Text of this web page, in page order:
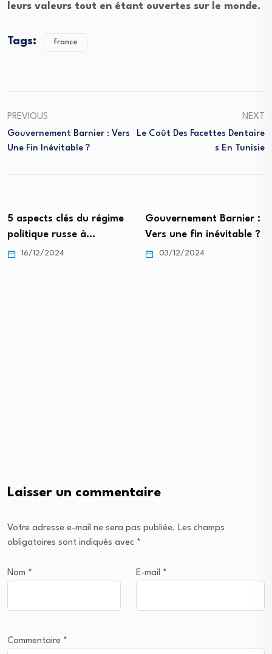
leurs valeurs tout en étant ouvertes sur le monde.
Tags: france
PREVIOUS
Gouvernement Barnier : Vers
Une Fin Inévitable ?
NEXT
Le Coût Des Facettes Dentaire
S En Tunisie
Gouvernement Barnier :
Vers une fin inévitable ?
03/12/2024
Comprendre les émeutes
à Londres : Un regard…
Laisser un commentaire
Votre adresse e-mail ne sera pas publiée. Les champs
obligatoires sont indiqués avec *
Nom * E-mail *
Commentaire *